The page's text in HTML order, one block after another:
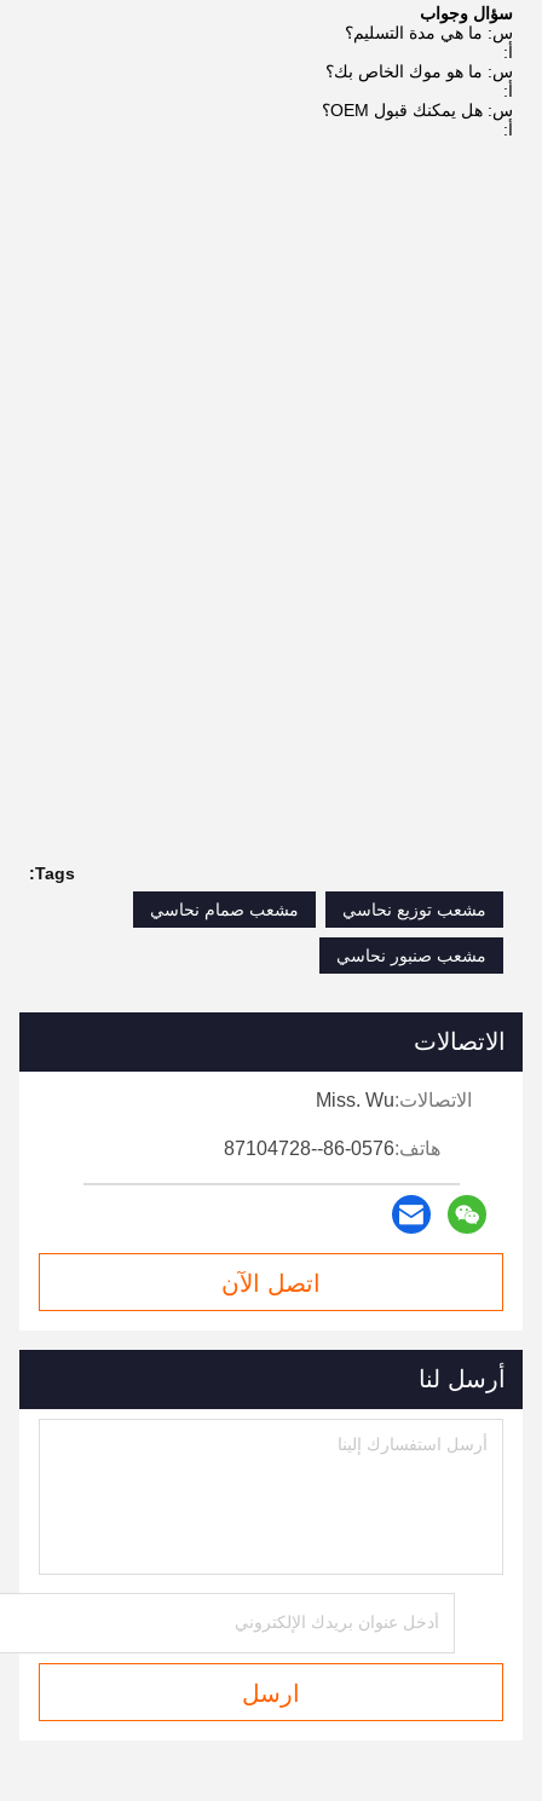
سؤال وجواب
س: ما هي مدة التسليم؟
أ:
س: ما هو موك الخاص بك؟
أ:
س: هل يمكنك قبول OEM؟
أ:
Tags:
مشعب توزيع نحاسي
مشعب صمام نحاسي
مشعب صنبور نحاسي
الاتصالات
الاتصالات:Miss. Wu
هاتف:86-0576--87104728
اتصل الآن
أرسل لنا
ارسل